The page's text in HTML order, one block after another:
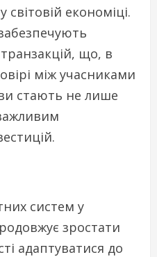
світовій економіці.
транзакцій, що, в
між учасниками
стають не лише
систем у
зростати
адаптуватися до